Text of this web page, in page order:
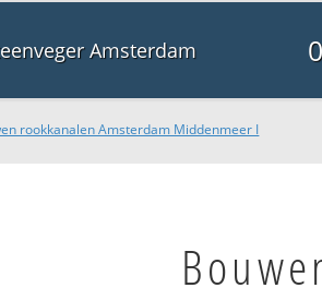
Amsterdam
rookkanalen Amsterdam Middenmeer I